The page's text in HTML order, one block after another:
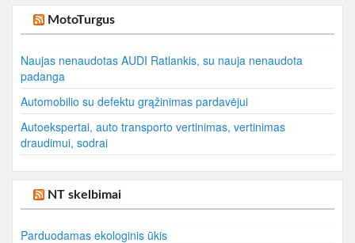
MotoTurgus
Naujas nenaudotas AUDI Ratlankis, su nauja nenaudota
padanga
Automobilio su defektu grąžinimas pardavėjui
Autoekspertai, auto transporto vertinimas, vertinimas
draudimui, sodrai
NT skelbimai
Parduodamas ekologinis ūkis